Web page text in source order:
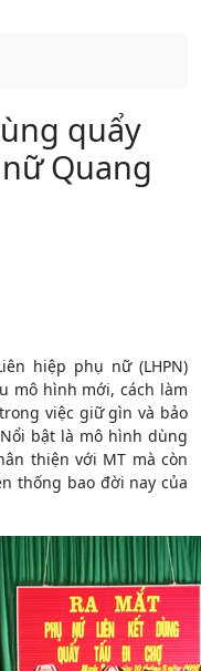
quẩy
Quang
hiệp phụ nữ (LHPN)
mô hình mới, cách làm
việc giữ gìn và bảo
bật là mô hình dùng
thiện với MT mà còn
thống bao đời nay của